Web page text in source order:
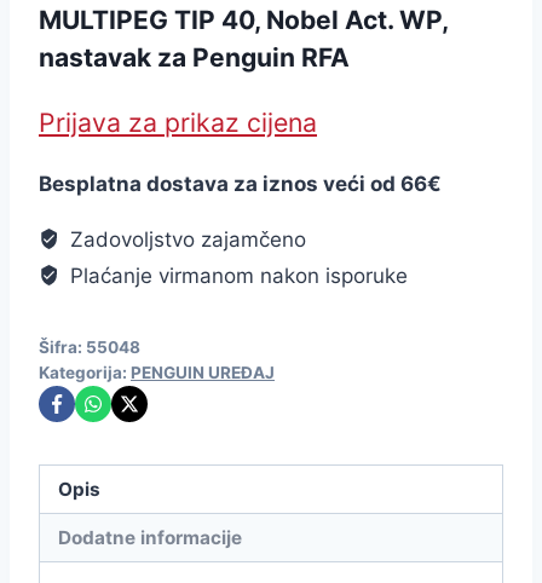
MULTIPEG TIP 40, Nobel Act. WP,
nastavak za Penguin RFA
Prijava za prikaz cijena
Besplatna dostava za iznos veći od 66€
Zadovoljstvo zajamčeno
Plaćanje virmanom nakon isporuke
Šifra: 55048
Kategorija: PENGUIN UREĐAJ
Opis
Dodatne informacije